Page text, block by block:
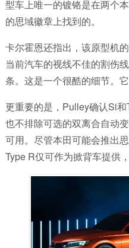
型车上唯一的镀铬是在两个
的思域徽章上找到的。
卡尔霍恩还指出，该原型机
当前汽车的视线不佳的割伤
条。这是一个很酷的细节。
更重要的是，Pulley确认Si
也不排除可选的双离合自动
可用。尽管本田可能会推出
Type R仅可作为掀背车提供